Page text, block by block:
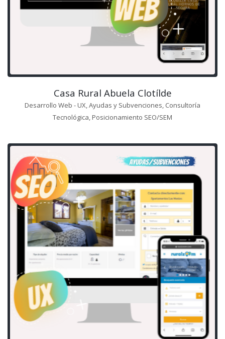
Casa Rural Abuela Clotílde
Desarrollo Web - UX, Ayudas y Subvenciones, Consultoría
Tecnológica, Posicionamiento SEO/SEM